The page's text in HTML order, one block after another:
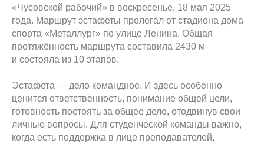
«Чусовской рабочий» в воскресенье, 18 мая 2025
года. Маршрут эстафеты пролегал от стадиона дома
спорта «Металлург» по улице Ленина. Общая
протяжённость маршрута составила 2430 м
и состояла из 10 этапов.
Эстафета — дело командное. И здесь особенно
ценится ответственность, понимание общей цели,
готовность постоять за общее дело, отодвинув свои
личные вопросы. Для студенческой команды важно,
когда есть поддержка в лице преподавателей,